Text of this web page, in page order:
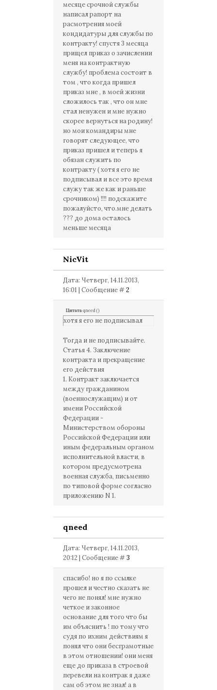
месяце срочной службы
написал рапорт на
расмотрения моей
кондидатуры для службы по
контракту! спустя 3 месяца
прищел приказ о зачислении
меня на контрактную
службу! проблема состоит в
том , что когда пришел
приказ мне , в моей жизни
сложилось так , что он мне
стал ненужен и мне нужно
скорее вернуться на родину!
но мои командиры мне
говорят следующее, что
приказ пришел и теперь я
обязан служить по
контракту ( хотя я его не
подписывал и все это время
служу так же как и раньше
срочником) !!!! подскажите
пожалуйсто, что.мне делать
??? до дома осталось
меньше месяца
NicVit
Дата: Четверг, 14.11.2013,
16:01 | Сообщение #2
Цитатаqneed()
хотя я его не подписывал
Тогда и не подписывайте.
Статья 4. Заключение
контракта и прекращение
его действия
1. Контракт заключается
между гражданином
(военнослужащим) и от
имени Российской
Федерации -
Министерством обороны
Российской Федерации или
иным федеральным органом
исполнительной власти, в
котором предусмотрена
военная служба, письменно
по типовой форме согласно
приложению N 1.
qneed
Дата: Четверг, 14.11.2013,
20:12 | Сообщение #3
спасибо! но я по ссылке
прошел и честно сказать не
чего не понял! мне нужно
четкое и законное
основание для того что бы
им объяснить ! по тому что
судя по ихним действиям я
понял что они бесграмотные
в этом отношении! они меня
еще до приказа в строевой
перевели на контрак я даже
сам об этом не знал! а в